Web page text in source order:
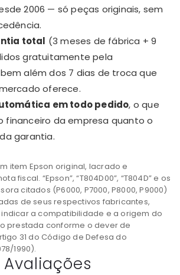
2006 — só peças originais, sem
total (3 meses de fábrica + 9
gratuitamente pela
além dos 7 dias de troca que
oferece.
em todo pedido, o que
financeiro da empresa quanto o
garantia.
item Epson original, lacrado e
fiscal. “Epson”, “T804D00”, “T804D” e os
citados (P6000, P7000, P8000, P9000)
de seus respectivos fabricantes,
a compatibilidade e a origem do
prestada conforme o dever de
31 do Código de Defesa do
1990).
Avaliações